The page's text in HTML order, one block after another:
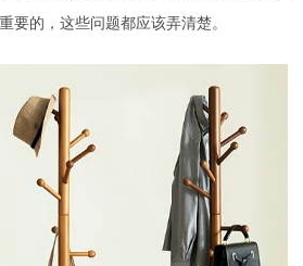
要的，这些问题都应该弄清楚。